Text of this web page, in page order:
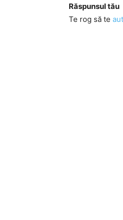
Răspunsul tău
Te rog să te